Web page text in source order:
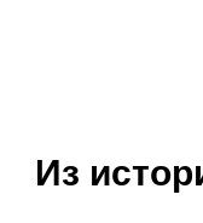
Из